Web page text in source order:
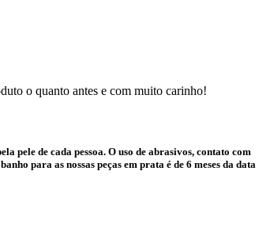
o quanto antes e com muito carinho!
pele de cada pessoa. O uso de abrasivos, contato com
para as nossas peças em prata é de 6 meses da data